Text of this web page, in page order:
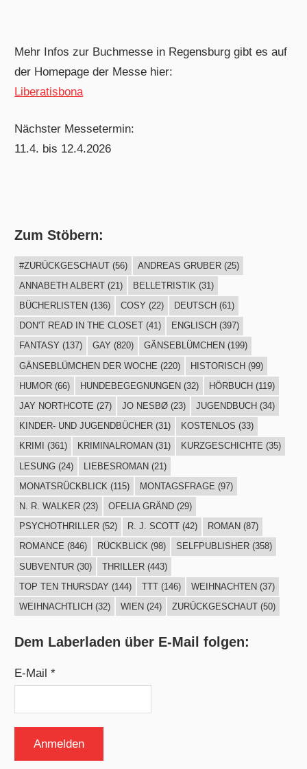
Mehr Infos zur Buchmesse in Regensburg gibt es auf
der Homepage der Messe hier:
Liberatisbona
Nächster Messetermin:
11.4. bis 12.4.2026
Zum Stöbern:
#ZURÜCKGESCHAUT(56) ANDREAS GRUBER(25)
ANNABETH ALBERT(21) BELLETRISTIK (31)
BÜCHERLISTEN (136) COSY (22) DEUTSCH (61)
DON'T READ IN THE CLOSET(41) ENGLISCH (397)
FANTASY (137) GAY (820) GÄNSEBLÜMCHEN (199)
GÄNSEBLÜMCHEN DER WOCHE (220) HISTORISCH(99)
HUMOR(66) HUNDEBEGEGNUNGEN (32) HÖRBUCH (119)
JAY NORTHCOTE (27) JO NESBØ(23) JUGENDBUCH (34)
KINDER- UND JUGENDBÜCHER(31) KOSTENLOS (33)
KRIMI
(361) KRIMINALROMAN (31) KURZGESCHICHTE (35)
LESUNG(24) LIEBESROMAN(21)
MONATSRÜCKBLICK (115) MONTAGSFRAGE (97)
N. R. WALKER(23) OFELIA GRÄND(29)
PSYCHOTHRILLER(52) R. J. SCOTT(42) ROMAN (87)
ROMANCE (846) RÜCKBLICK(98) SELFPUBLISHER(358)
SUBVENTUR(30) THRILLER(443)
TOP TEN THURSDAY (144) TTT(146) WEIHNACHTEN(37)
WEIHNACHTLICH (32) WIEN (24) ZURÜCKGESCHAUT(50)
Dem Laberladen über E-Mail folgen:
E-Mail *